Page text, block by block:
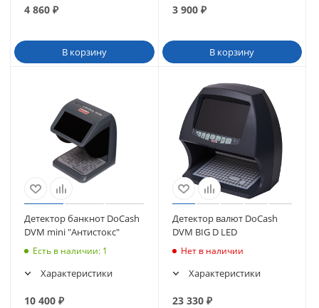
4 860 ₽
В корзину
3 900₽
В корзину
Детектор банкнот DoCash
DVM mini "Антистокс"
Есть в наличии: 1
Характеристики
10 400 ₽
Детектор валют DoCash
DVM BIG D LED
Нет в наличии
Характеристики
23 330₽